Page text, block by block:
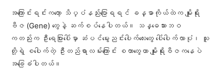
အကြောင်းရင်းကတော့ သိပ္ပံနည်းပြောရရင် ခန္ဓာကိုယ်ထဲက မျိုးရိုး
ဗီဇ (Gene) တွေနဲ့ ဆက်စပ်နေပါတယ်။ သန္ဓေသားဘဝ
ကတည်းက ဦးရေပြားပေါ်မှာ ဆံပင်မွေးညင်းပေါက်လေးတွေ ပေါ်ပေါက်လာပုံ၊ သူ
တို့ရဲ့ စပေါက်တဲ့ ဦးတည်ရာလမ်းကြောင်း စတာတွေဟာ မျိုးရိုးဗီဇကနေပဲ
အခြေခံပါတယ်။